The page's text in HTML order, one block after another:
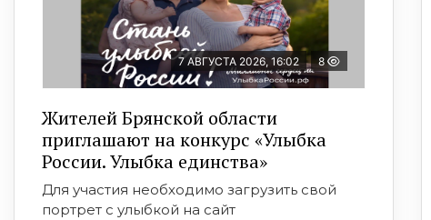
7 АВГУСТА 2026, 16:02 8
Жителей Брянской области
приглашают на конкурс «Улыбка
России. Улыбка единства»
Для участия необходимо загрузить свой
портрет с улыбкой на сайт